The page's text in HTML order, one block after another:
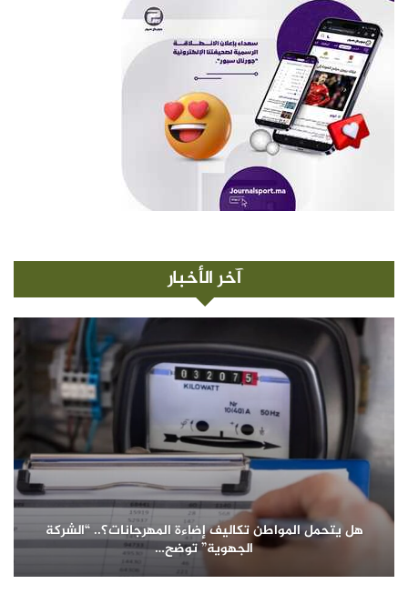
آخر الأخبار
هل يتحمل المواطن تكاليف إضاءة المهرجانات؟.. “الشركة
الجهوية” توضح…